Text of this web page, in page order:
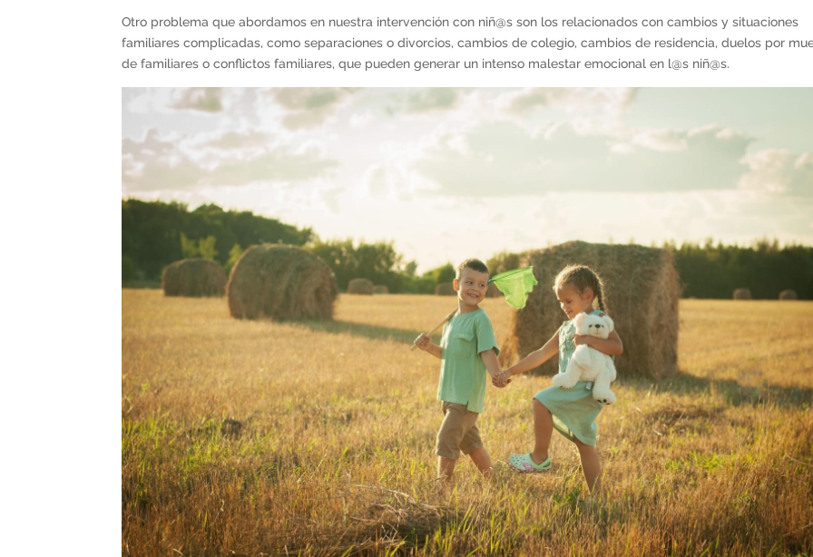
Otro problema que abordamos en nuestra intervención con niñ@s son los relacionados con cambios y situaciones
familiares complicadas, como separaciones o divorcios, cambios de colegio, cambios de residencia, duelos por
de familiares o conflictos familiares, que pueden generar un intenso malestar emocional en l@s niñ@s.